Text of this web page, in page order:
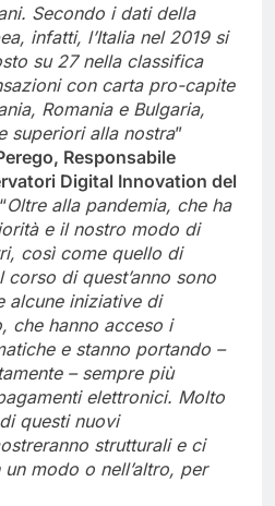
Secondo i dati della
infatti, l’Italia nel 2019 si
su 27 nella classifica
con carta pro-capite
Romania e Bulgaria,
superiori alla nostra”
Responsabile
Digital Innovation del
“Oltre alla pandemia, che ha
e il nostro modo di
così come quello di
di quest’anno sono
alcune iniziative di
che hanno acceso i
e stanno portando –
– sempre più
elettronici. Molto
questi nuovi
strutturali e ci
modo o nell’altro, per